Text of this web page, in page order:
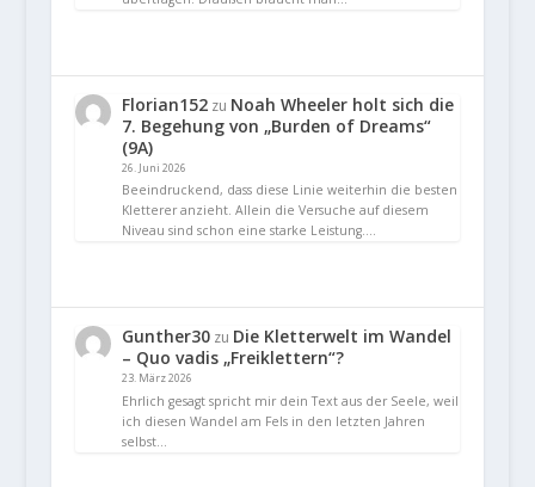
Florian152zu Noah Wheeler holt sich die
7. Begehung von „Burden of Dreams“
(9A)
26. Juni 2026
Beeindruckend, dass diese Linie weiterhin die besten
Kletterer anzieht. Allein die Versuche auf diesem
Niveau sind schon eine starke Leistung.…
Gunther30zu Die Kletterwelt im Wandel
– Quo vadis „Freiklettern“?
23. März 2026
Ehrlich gesagt spricht mir dein Text aus der Seele, weil
ich diesen Wandel am Fels in den letzten Jahren
selbst…